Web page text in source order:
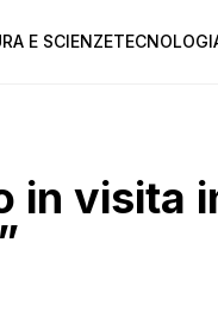
E SCIENZE
in visita